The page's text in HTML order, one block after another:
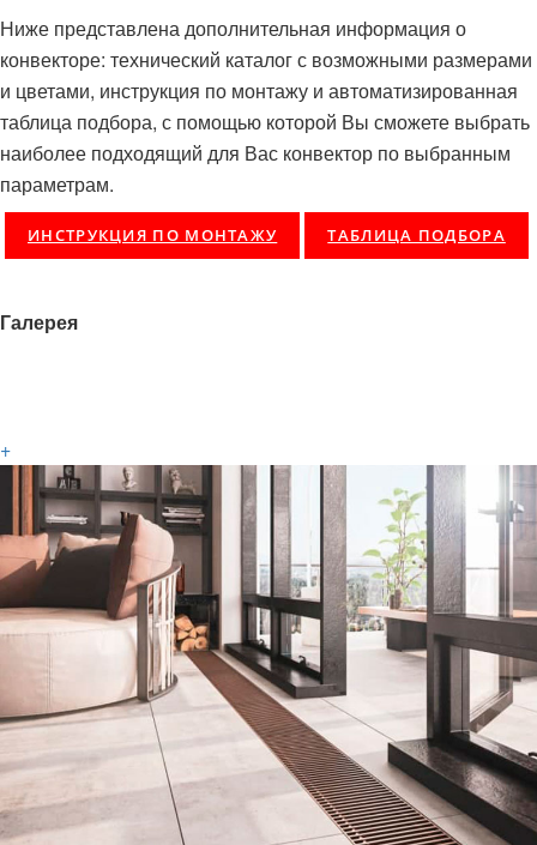
Ниже представлена дополнительная информация о
конвекторе: технический каталог с возможными размерами
и цветами, инструкция по монтажу и автоматизированная
таблица подбора, с помощью которой Вы сможете выбрать
наиболее подходящий для Вас конвектор по выбранным
параметрам.
ИНСТРУКЦИЯ ПО МОНТАЖУ ТАБЛИЦА ПОДБОРА
Галерея
+